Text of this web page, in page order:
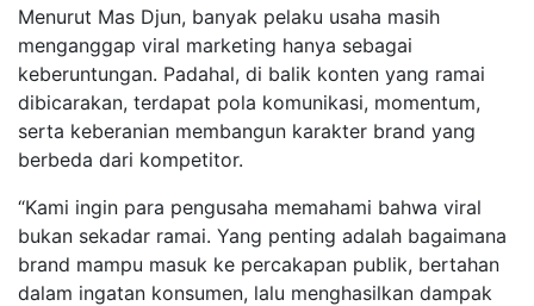
Menurut Mas Djun, banyak pelaku usaha masih
menganggap viral marketing hanya sebagai
keberuntungan. Padahal, di balik konten yang ramai
dibicarakan, terdapat pola komunikasi, momentum,
serta keberanian membangun karakter brand yang
berbeda dari kompetitor.
“Kami ingin para pengusaha memahami bahwa viral
bukan sekadar ramai. Yang penting adalah bagaimana
brand mampu masuk ke percakapan publik, bertahan
dalam ingatan konsumen, lalu menghasilkan dampak